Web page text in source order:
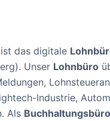
das digitale
). Unser Lohnbüro
Industrie,
. Als Buchhaltungsbüro